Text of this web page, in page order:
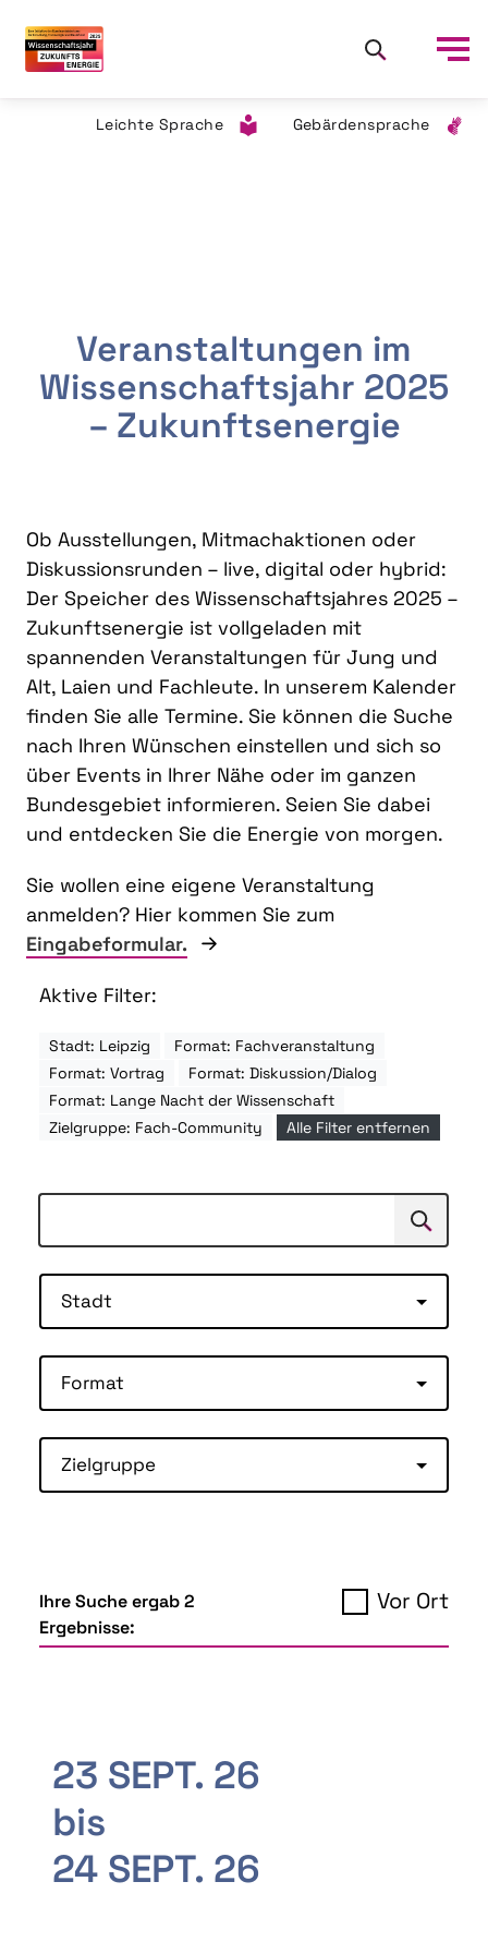
Leichte Sprache Gebärdensprache
Veranstaltungen im
Wissenschaftsjahr 2025
– Zukunftsenergie
Ob Ausstellungen, Mitmachaktionen oder
Diskussionsrunden – live, digital oder hybrid:
Der Speicher des Wissenschaftsjahres 2025 –
Zukunftsenergie ist vollgeladen mit
spannenden Veranstaltungen für Jung und
Alt, Laien und Fachleute. In unserem Kalender
finden Sie alle Termine. Sie können die Suche
nach Ihren Wünschen einstellen und sich so
über Events in Ihrer Nähe oder im ganzen
Bundesgebiet informieren. Seien Sie dabei
und entdecken Sie die Energie von morgen.
Sie wollen eine eigene Veranstaltung
anmelden? Hier kommen Sie zum
Eingabeformular.
Aktive Filter:
Stadt: Leipzig
Format: Fachveranstaltung
Format: Vortrag
Format: Diskussion/Dialog
Format: Lange Nacht der Wissenschaft
Zielgruppe: Fach-Community
Alle Filter entfernen
Suchen
Stadt
Format
Zielgruppe
Ihre Suche ergab 2
Ergebnisse:
Vor Ort
23 SEPT. 26
bis
24 SEPT. 26